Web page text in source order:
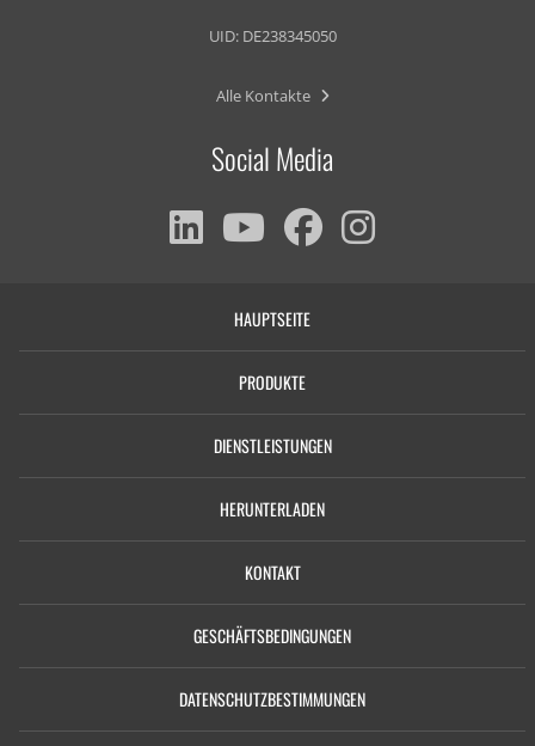
UID: DE238345050
Alle Kontakte
Social Media
HAUPTSEITE
PRODUKTE
DIENSTLEISTUNGEN
HERUNTERLADEN
KONTAKT
GESCHÄFTSBEDINGUNGEN
DATENSCHUTZBESTIMMUNGEN